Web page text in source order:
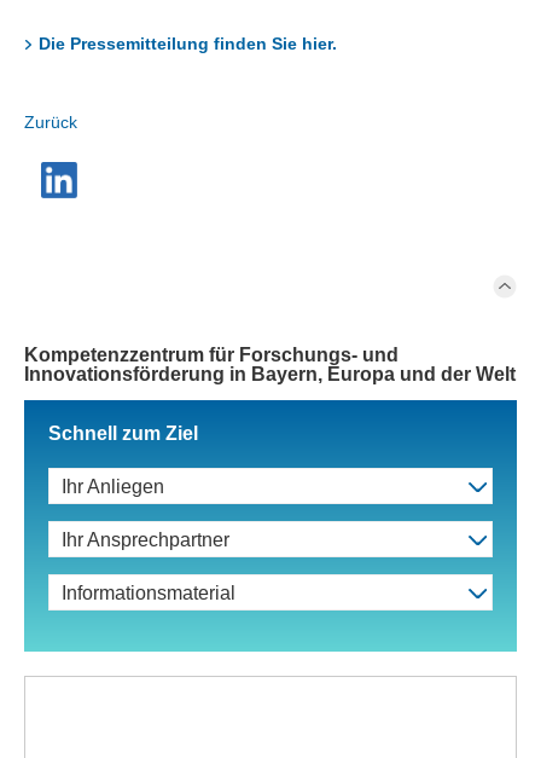
Die Pressemitteilung finden Sie hier.
Zurück
Kompetenzzentrum für Forschungs- und
Innovationsförderung in Bayern, Europa und der Welt
Schnell zum Ziel
Ihr Anliegen
Ihr Ansprechpartner
Informationsmaterial